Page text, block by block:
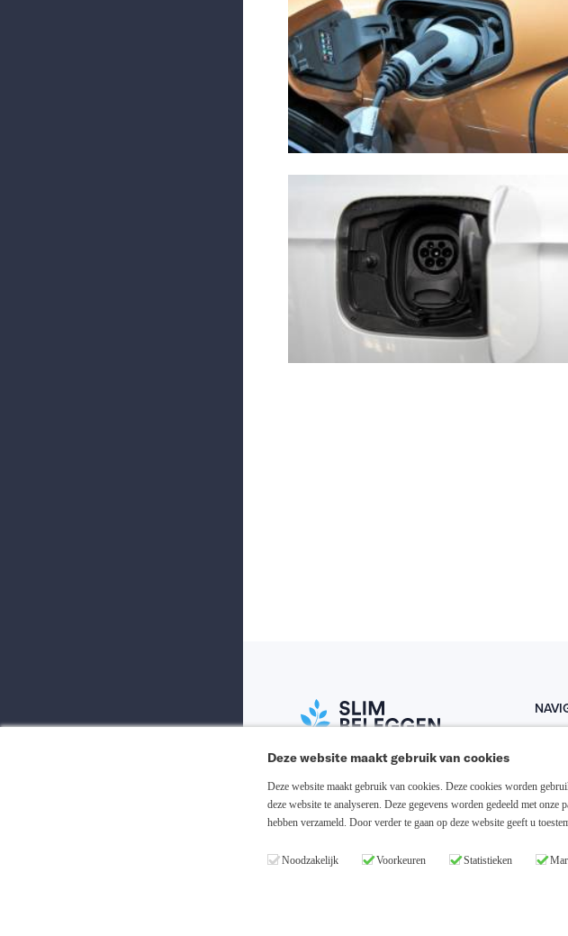
Deze website maakt gebruik van cookies
Deze website maakt gebruik van cookies. Deze cookies worden
deze website te analyseren. Deze gegevens worden gedeeld met onze
hebben verzameld. Door verder te gaan op deze website geeft u
Noodzakelijk Voorkeuren Statistieken